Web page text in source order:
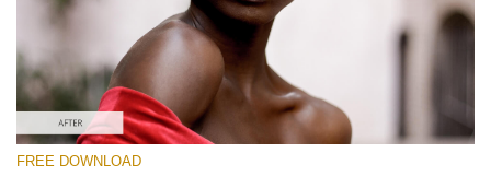
(230 Lr Presets)
Must-Have Collection
(1432 Lr Presets)
FREE DOWNLOAD